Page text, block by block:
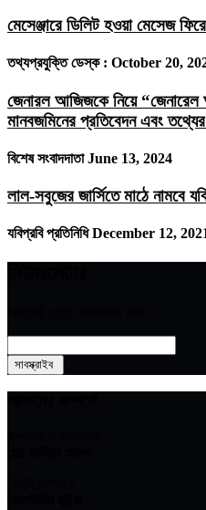
মেসেঞ্জারে ডিলিট হওয়া মেসেজ
তথ্যপ্রযুক্তি ডেস্ক : October 20,
জেনারল আজিজকে নিয়ে “জেনারেল
মানবজমিনের প্রতিবেদন এবং
বিশেষ সংবাদদাতাJune 13, 2024
লাল-সবুজের জার্সিতে মাঠে নামবে
যবিপ্রবি প্রতিনিধিDecember 12,